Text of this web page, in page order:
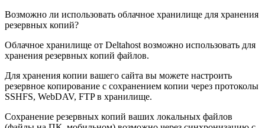
Возможно ли использовать облачное хранилище для хранения
резервных копий?
Облачное хранилище от Deltahost возможно использовать для
хранения резервных копий файлов.
Для хранения копии вашего сайта вы можете настроить
резервное копирование с сохранением копии через протоколы
SSHFS, WebDAV, FTP в хранилище.
Сохранение резервных копий ваших локальных файлов